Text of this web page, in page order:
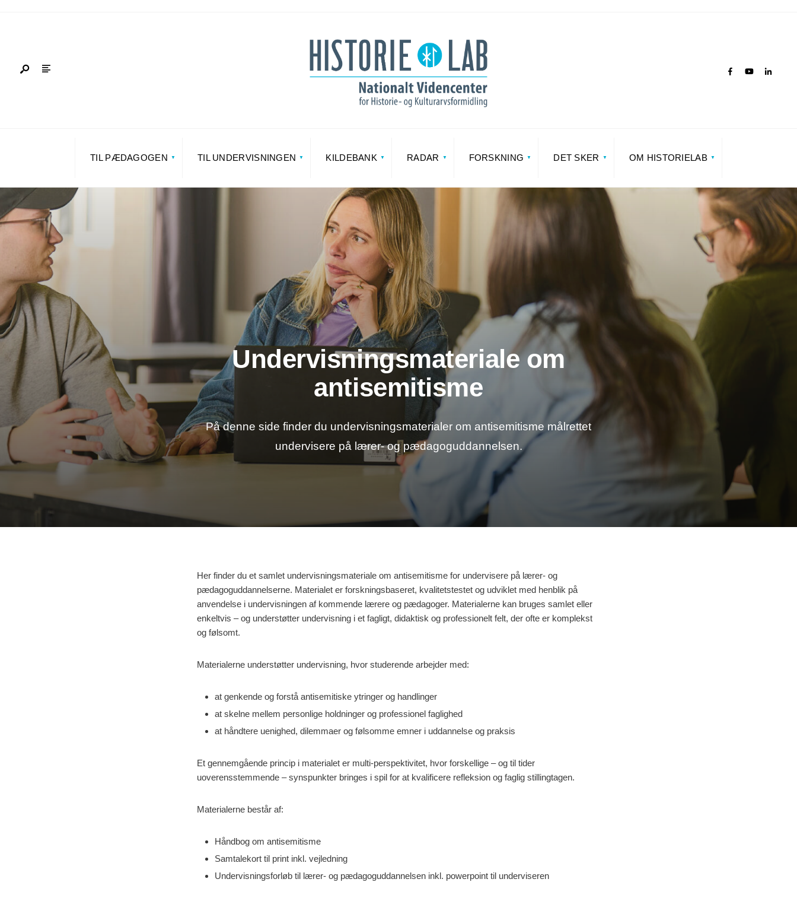
TIL PÆDAGOGEN TIL UNDERVISNINGEN KILDEBANK RADAR FORSKNING DET SKER OM HISTORIELAB
Undervisningsmateriale om
antisemitisme
På denne side finder du undervisningsmaterialer om antisemitisme målrettet
undervisere på lærer- og pædagoguddannelsen.
Her finder du et samlet undervisningsmateriale om antisemitisme for undervisere på lærer- og
pædagoguddannelserne. Materialet er forskningsbaseret, kvalitetstestet og udviklet med henblik på
anvendelse i undervisningen af kommende lærere og pædagoger. Materialerne kan bruges samlet eller
enkeltvis – og understøtter undervisning i et fagligt, didaktisk og professionelt felt, der ofte er komplekst
og følsomt.
Materialerne understøtter undervisning, hvor studerende arbejder med:
at genkende og forstå antisemitiske ytringer og handlinger
at skelne mellem personlige holdninger og professionel faglighed
at håndtere uenighed, dilemmaer og følsomme emner i uddannelse og praksis
Et gennemgående princip i materialet er multi-perspektivitet, hvor forskellige – og til tider
uoverensstemmende – synspunkter bringes i spil for at kvalificere refleksion og faglig stillingtagen.
Materialerne består af:
Håndbog om antisemitisme
Samtalekort til print inkl. vejledning
Undervisningsforløb til lærer- og pædagoguddannelsen inkl. powerpoint til underviseren